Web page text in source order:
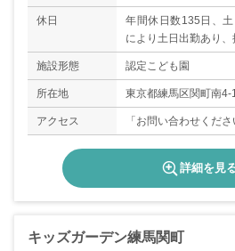
休日
年間休日数135日、
により土日出勤あり
施設形態 認定こども園
所在地 東京都練馬区関町南4-
アクセス 「お問い合わせくださ
詳細を見
キッズガーデン練馬関町